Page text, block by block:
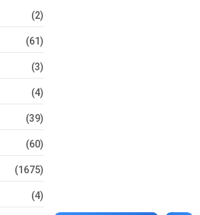
(2)
(61)
(3)
(4)
(39)
(60)
(1675)
(4)